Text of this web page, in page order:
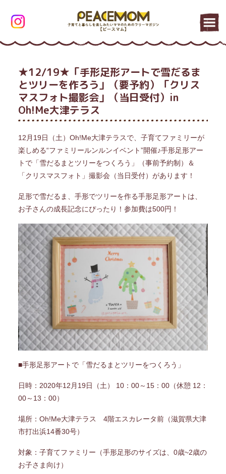
★12/19★「手形足形アートで雪だるま
とツリーを作ろう」（要予約）「クリス
マスフォト撮影会」（当日受付）in
Oh!Me大津テラス
12月19日（土）Oh!Me大津テラスで、子育てファミリーが
楽しめる“ファミリールンルンイベント”開催♪手形足形アー
トで「雪だるまとツリーをつくろう」（事前予約制）＆
「クリスマスフォト」撮影会（当日受付）があります！
足形で雪だるま、手形でツリーを作る手形足形アートは、
お子さんの成長記念にぴったり！参加費は500円！
■手形足形アートで「雪だるまとツリーをつくろう」
日時：2020年12月19日（土） 10：00～15：00（休憩 12：
00～13：00）
場所：Oh!Me大津テラス 4階エスカレータ前（滋賀県大津
市打出浜14番30号）
対象：子育てファミリー（手形足形のサイズは、0歳~2歳の
お子さま向け）